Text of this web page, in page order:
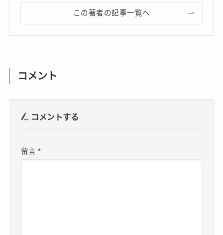
この著者の記事一覧へ
コメント
コメントする
留言*